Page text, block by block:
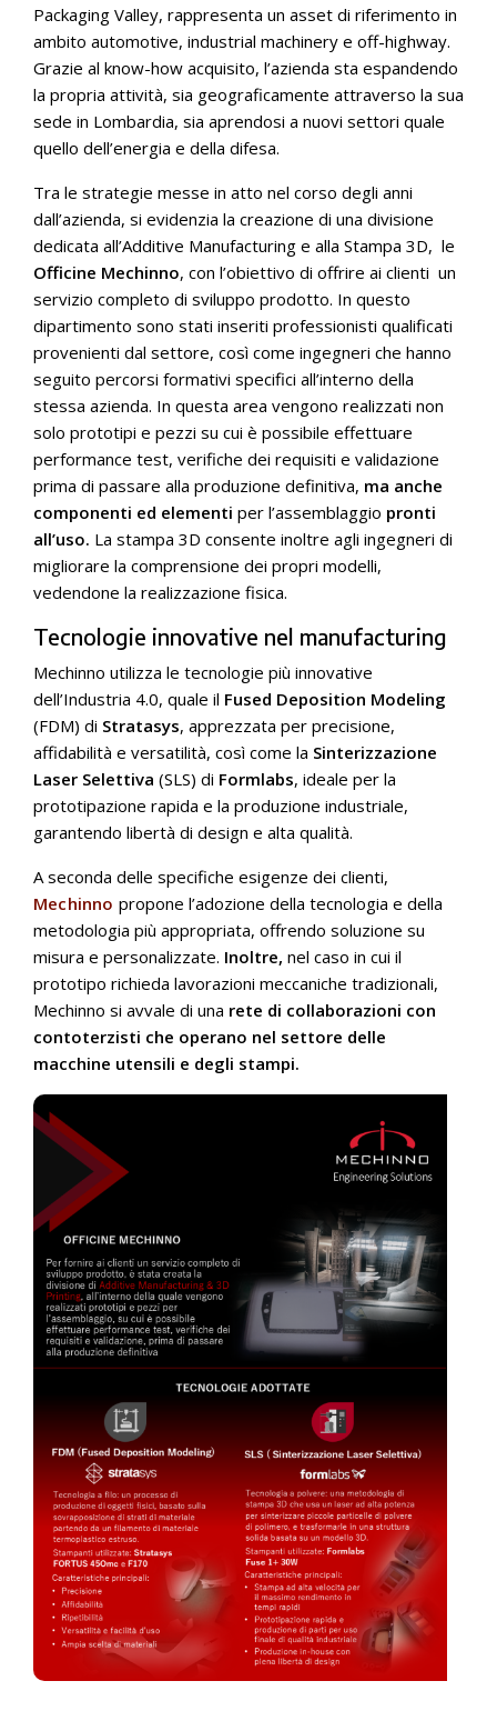
Packaging Valley, rappresenta un asset di riferimento in
ambito automotive, industrial machinery e off-highway.
Grazie al know-how acquisito, l’azienda sta espandendo
la propria attività, sia geograficamente attraverso la sua
sede in Lombardia, sia aprendosi a nuovi settori quale
quello dell’energia e della difesa.
Tra le strategie messe in atto nel corso degli anni
dall’azienda, si evidenzia la creazione di una divisione
dedicata all’Additive Manufacturing e alla Stampa 3D, le
Officine Mechinno, con l’obiettivo di offrire ai clienti un
servizio completo di sviluppo prodotto. In questo
dipartimento sono stati inseriti professionisti qualificati
provenienti dal settore, così come ingegneri che hanno
seguito percorsi formativi specifici all’interno della
stessa azienda. In questa area vengono realizzati non
solo prototipi e pezzi su cui è possibile effettuare
performance test, verifiche dei requisiti e validazione
prima di passare alla produzione definitiva, ma anche
componenti ed elementi per l’assemblaggio pronti
all’uso. La stampa 3D consente inoltre agli ingegneri di
migliorare la comprensione dei propri modelli,
vedendone la realizzazione fisica.
Tecnologie innovative nel manufacturing
Mechinno utilizza le tecnologie più innovative
dell’Industria 4.0, quale il Fused Deposition Modeling
(FDM) di Stratasys, apprezzata per precisione,
affidabilità e versatilità, così come la Sinterizzazione
Laser Selettiva (SLS) di Formlabs, ideale per la
prototipazione rapida e la produzione industriale,
garantendo libertà di design e alta qualità.
A seconda delle specifiche esigenze dei clienti,
Mechinno propone l’adozione della tecnologia e della
metodologia più appropriata, offrendo soluzione su
misura e personalizzate. Inoltre, nel caso in cui il
prototipo richieda lavorazioni meccaniche tradizionali,
Mechinno si avvale di una rete di collaborazioni con
contoterzisti che operano nel settore delle
macchine utensili e degli stampi.